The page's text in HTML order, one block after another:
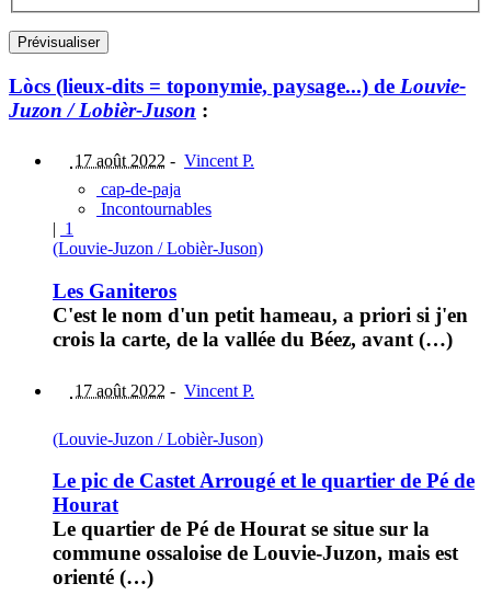
Lòcs (lieux-dits = toponymie, paysage...) de Louvie-
Juzon / Lobièr-Juson :
17 août 2022 - Vincent P.
cap-de-paja
Incontournables
| 1
(Louvie-Juzon / Lobièr-Juson)
Les Ganiteros
C'est le nom d'un petit hameau, a priori si j'en
crois la carte, de la vallée du Béez, avant (…)
17 août 2022 - Vincent P.
(Louvie-Juzon / Lobièr-Juson)
Le pic de Castet Arrougé et le quartier de Pé de
Hourat
Le quartier de Pé de Hourat se situe sur la
commune ossaloise de Louvie-Juzon, mais est
orienté (…)